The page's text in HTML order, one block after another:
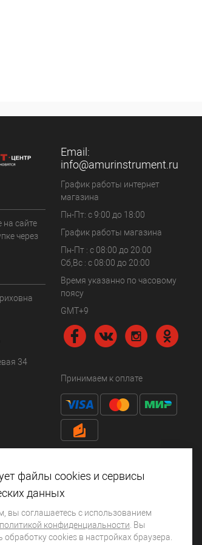
сайте
через
34
Email:
info@amurinstrument.ru
График работы интернет
магазина
Пн-Пт: с 9:00 до 18:00
График работы магазина
Пн-Пт : с 08:00 до 20:00
Сб,Вс : с 08:00 до 20:00
Время указанно по часовому
поясу
GMT+9
Принимаем к оплате
файлы cookies и сервисы
данных
вы соглашаетесь с использованием
политикой конфиденциальности . Вы
обработку сookies в настройках браузера.